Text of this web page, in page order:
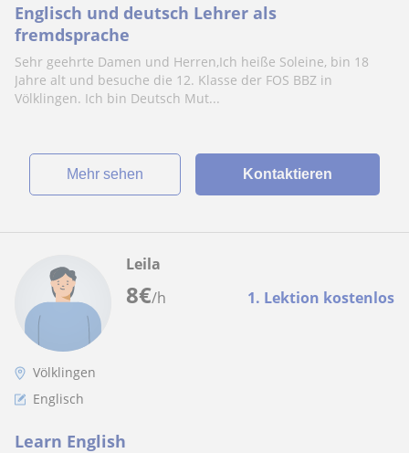
Englisch und deutsch Lehrer als
fremdsprache
Sehr geehrte Damen und Herren,Ich heiße Soleine, bin 18
Jahre alt und besuche die 12. Klasse der FOS BBZ in
Völklingen. Ich bin Deutsch Mut...
Mehr sehen Kontaktieren
8€/h 1. Lektion kostenlos
Leila
Völklingen
Englisch
Learn English